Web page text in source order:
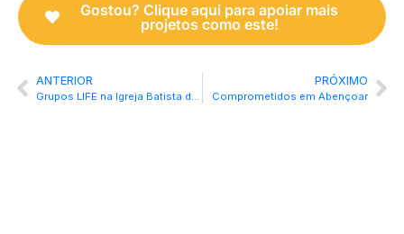
Gostou? Clique aqui para apoiar mais
projetos como este!
ANTERIOR
Grupos LIFE na Igreja Batista do Uberaba
PRÓXIMO
Comprometidos em Abençoar